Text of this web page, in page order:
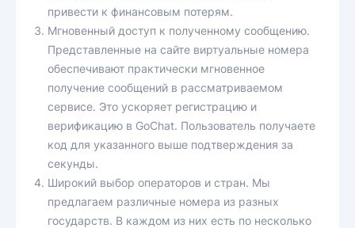
привести к финансовым потерям.
Мгновенный доступ к полученному сообщению.
Представленные на сайте виртуальные номера
обеспечивают практически мгновенное
получение сообщений в рассматриваемом
сервисе. Это ускоряет регистрацию и
верификацию в GoChat. Пользователь получаете
код для указанного выше подтверждения за
секунды.
Широкий выбор операторов и стран. Мы
предлагаем различные номера из разных
государств. В каждом из них есть по несколько